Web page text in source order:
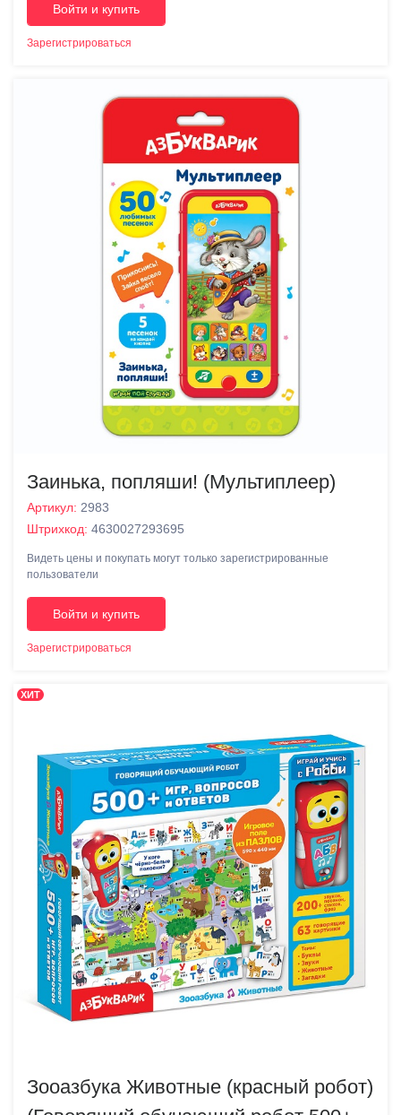
Войти и купить
Зарегистрироваться
Заинька, попляши! (Мультиплеер)
Артикул: 2983
Штрихкод: 4630027293695
Видеть цены и покупать могут только зарегистрированные
пользователи
Войти и купить
Зарегистрироваться
ХИТ
Зооазбука Животные (красный робот)